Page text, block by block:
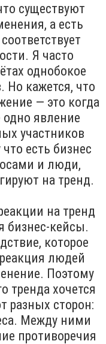
существуют
а есть
Я часто
однобокое
Но кажется, что
— это когда
явление
участников
есть бизнес
и люди,
на тренд.
на тренд
бизнес-кейсы.
которое
людей
Поэтому
тренда хочется
разных сторон:
Между ними
противоречия